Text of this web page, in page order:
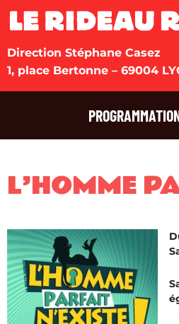
Direction Stéphane Casez
1, place Bertonne – 69004
L’HOMME